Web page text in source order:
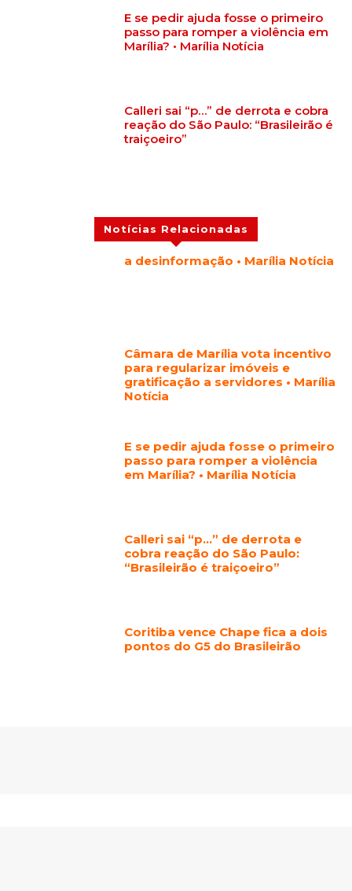
E se pedir ajuda fosse o primeiro
passo para romper a violência em
Marília? • Marília Notícia
Calleri sai “p…” de derrota e cobra
reação do São Paulo: “Brasileirão é
traiçoeiro”
Notícias Relacionadas
a desinformação • Marília Notícia
Câmara de Marília vota incentivo
para regularizar imóveis e
gratificação a servidores • Marília
Notícia
E se pedir ajuda fosse o primeiro
passo para romper a violência
em Marília? • Marília Notícia
Calleri sai “p…” de derrota e
cobra reação do São Paulo:
“Brasileirão é traiçoeiro”
Coritiba vence Chape fica a dois
pontos do G5 do Brasileirão